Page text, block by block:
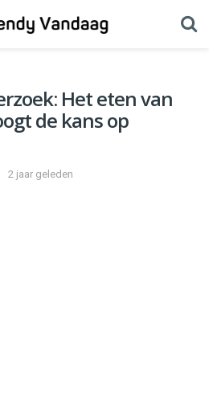
Het eten van
de kans op
2 jaar geleden